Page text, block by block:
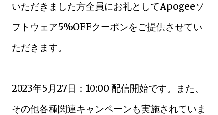
いただきました方全員にお礼としてApogeeソ
フトウェア5%OFFクーポンをご提供させてい
ただきます。
2023年5月27日：10:00 配信開始です。また、
その他各種関連キャンペーンも実施されていま